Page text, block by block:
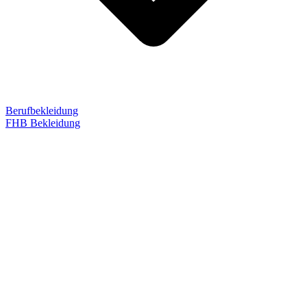
Berufbekleidung
FHB Bekleidung